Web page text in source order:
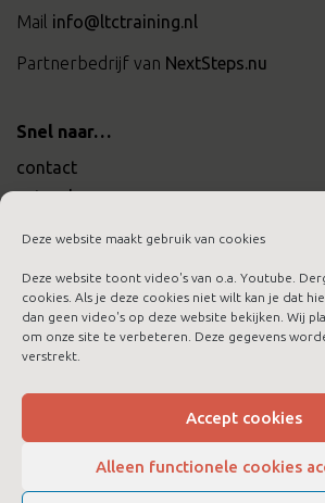
Deze website maakt gebruik van cookies
Deze website toont video's van o.a. Youtube.
cookies. Als je deze cookies niet wilt kan je dat
dan geen video's op deze website bekijken. Wij
om onze site te verbeteren. Deze gegevens
verstrekt.
Accept cookies
Alleen functionele cookies
Mail info@ltctraining.nl
Partnerbedrijf van NextSteps.nu
Snel naar…
contact
actueel
aanmelden nieuwsbrief
disclaimer
privacybeleid